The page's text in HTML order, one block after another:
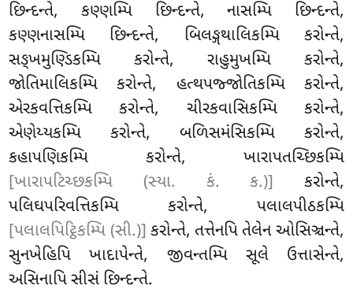
છિન્દન્તે, કણ્ણમ્પિ છિન્દન્તે, નાસમ્પિ છિન્દન્તે,
કણ્ણનાસમ્પિ છિન્દન્તે, બિલઙ્ગથાલિકમ્પિ કરોન્તે,
સઙ્ખમુણ્ડિકમ્પિ કરોન્તે, રાહુમુખમ્પિ કરોન્તે,
જોતિમાલિકમ્પિ કરોન્તે, હત્થપજ્જોતિકમ્પિ કરોન્તે,
એરકવત્તિકમ્પિ કરોન્તે, ચીરકવાસિકમ્પિ કરોન્તે,
એણેય્યકમ્પિ કરોન્તે, બળિસમંસિકમ્પિ કરોન્તે,
કહાપણિકમ્પિ કરોન્તે, ખારાપતચ્છિકમ્પિ
[ખારાપટિચ્છકમ્પિ (સ્યા. કં. ક.)]
કરોન્તે,
પલિઘપરિવત્તિકમ્પિ કરોન્તે, પલાલપીઠકમ્પિ
[પલાલપિટ્ઠિકમ્પિ (સી.)] કરોન્તે, તત્તેનપિ તેલેન ઓસિઞ્ચન્તે,
સુનખેહિપિ ખાદાપેન્તે, જીવન્તમ્પિ સૂલે ઉત્તાસેન્તે,
અસિનાપિ સીસં છિન્દન્તે.